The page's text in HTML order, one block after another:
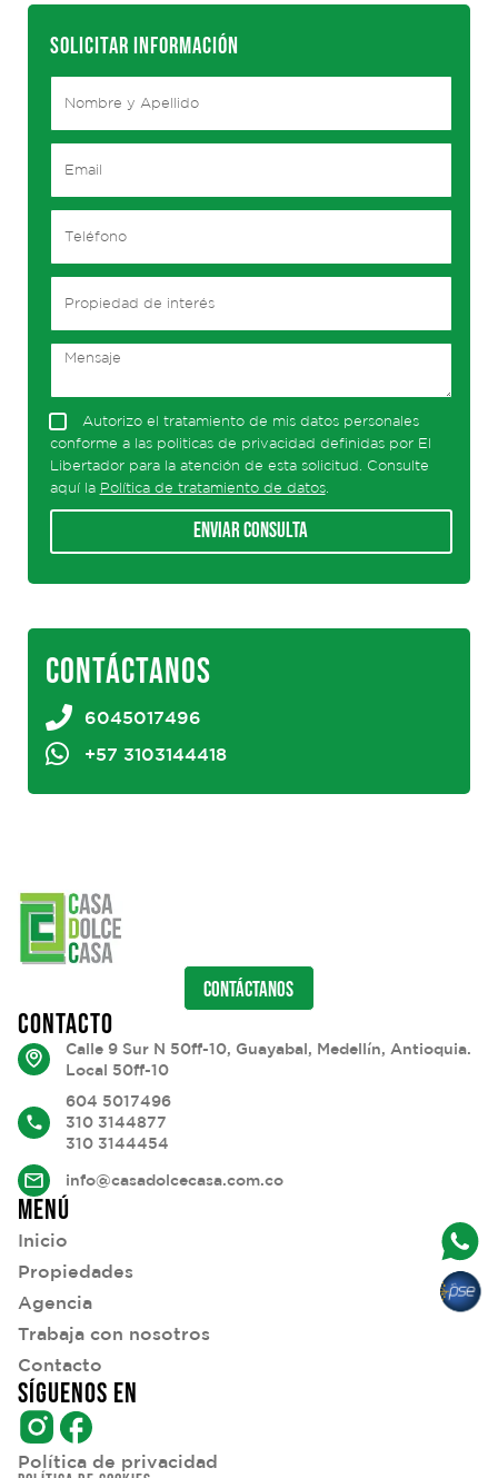
SOLICITAR INFORMACIÓN
Autorizo el tratamiento de mis datos personales
conforme a las politicas de privacidad definidas por El
Libertador para la atención de esta solicitud. Consulte
aquí la Política de tratamiento de datos.
Enviar consulta
CONTÁCTANOS
6045017496
+57 3103144418
CONTÁCTANOS
CONTACTO
Calle 9 Sur N 50ff-10, Guayabal, Medellín, Antioquia.
Local 50ff-10
604 5017496
310 3144877
310 3144454
info@casadolcecasa.com.co
MENÚ
Inicio
Propiedades
Agencia
Trabaja con nosotros
Contacto
SÍGUENOS EN
Política de privacidad